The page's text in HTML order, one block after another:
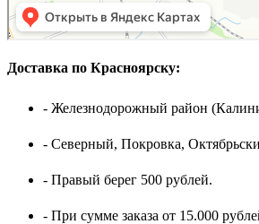
Доставка по Красноярску:
- Железнодорожный район
- Северный, Покровка,
- Правый берег 500 рублей.
- При сумме заказа от 15.000